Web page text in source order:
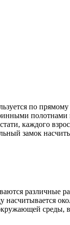
по
полотнами
каждого
замок
различные
среды,